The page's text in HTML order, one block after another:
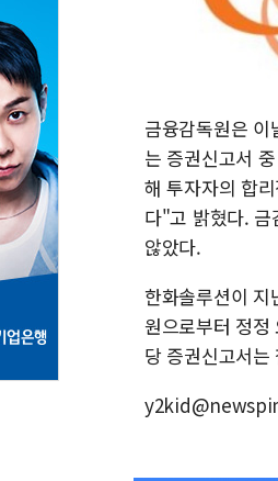
금융감독원은
는 증권신고서
해 투자자의 합
다"고 밝혔다. 금
않았다.
한화솔루션이 지
원으로부터 정정
당 증권신고서는